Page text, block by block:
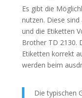
Es gibt die
nutzen. Diese
und die Etiketten
Brother TD 2130.
Etiketten korrekt
werden beim
Die typischen